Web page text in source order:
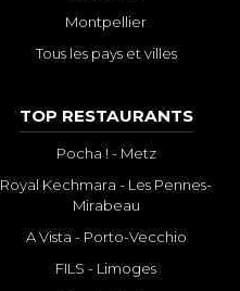
Montpellier
Tous les pays et villes
TOP RESTAURANTS
Pocha ! - Metz
Royal Kechmara - Les Pennes-
Mirabeau
A Vista - Porto-Vecchio
FILS - Limoges